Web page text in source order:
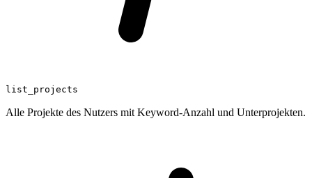
list_projects
Alle Projekte des Nutzers mit Keyword-Anzahl und Unterprojekten.